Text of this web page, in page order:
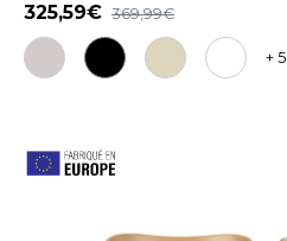
325,59 369,99
+ 5